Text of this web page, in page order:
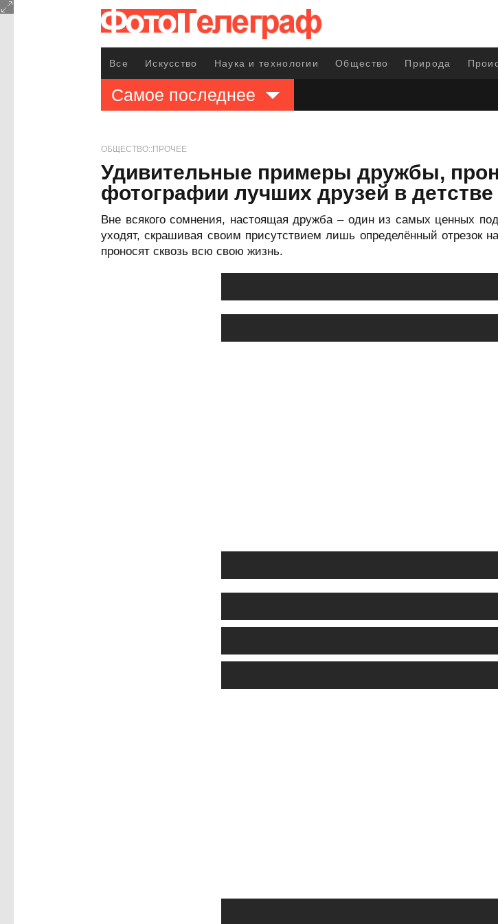
Все Искусство Наука и технологии Общество Природа
Самое последнее
ОБЩЕСТВО::ПРОЧЕЕ
Удивительные примеры дружбы,
фотографии лучших друзей в детстве
Вне всякого сомнения, настоящая дружба – один из самых ценных
уходят, скрашивая своим присутствием лишь определённый
проносят сквозь всю свою жизнь.